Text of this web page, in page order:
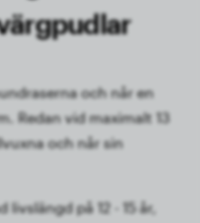
och når en
Redan vid maximalt 13
och når sin
på 12 - 15 år,